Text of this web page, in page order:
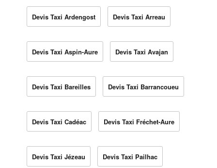
Devis Taxi Ardengost Devis Taxi Arreau
Devis Taxi Aspin-Aure Devis Taxi Avajan
Devis Taxi Bareilles Devis Taxi Barrancoueu
Devis Taxi Cadéac Devis Taxi Fréchet-Aure
Devis Taxi Jézeau Devis Taxi Pailhac